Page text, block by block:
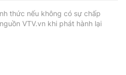
thức nếu không có sự chấp
VTV.vn khi phát hành lại